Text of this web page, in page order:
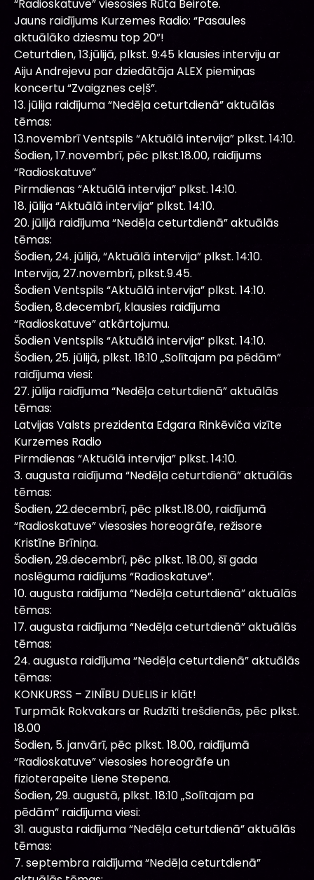
“Radioskatuve” viesosies Rūta Beirote.
Jauns raidījums Kurzemes Radio: “Pasaules
aktuālāko dziesmu top 20”!
Ceturtdien, 13.jūlijā, plkst. 9:45 klausies interviju ar
Aiju Andrejevu par dziedātāja ALEX piemiņas
koncertu “Zvaigznes ceļš”.
13. jūlija raidījuma “Nedēļa ceturtdienā” aktuālās
tēmas:
13.novembrī Ventspils “Aktuālā intervija” plkst. 14:10.
Šodien, 17.novembrī, pēc plkst.18.00, raidījums
“Radioskatuve”
Pirmdienas “Aktuālā intervija” plkst. 14:10.
18. jūlija “Aktuālā intervija” plkst. 14:10.
20. jūlijā raidījuma “Nedēļa ceturtdienā” aktuālās
tēmas:
Šodien, 24. jūlijā, “Aktuālā intervija” plkst. 14:10.
Intervija, 27.novembrī, plkst.9.45.
Šodien Ventspils “Aktuālā intervija” plkst. 14:10.
Šodien, 8.decembrī, klausies raidījuma
“Radioskatuve” atkārtojumu.
Šodien Ventspils “Aktuālā intervija” plkst. 14:10.
Šodien, 25. jūlijā, plkst. 18:10 „Solītajam pa pēdām”
raidījuma viesi:
27. jūlija raidījuma “Nedēļa ceturtdienā” aktuālās
tēmas:
Latvijas Valsts prezidenta Edgara Rinkēviča vizīte
Kurzemes Radio
Pirmdienas “Aktuālā intervija” plkst. 14:10.
3. augusta raidījuma “Nedēļa ceturtdienā” aktuālās
tēmas:
Šodien, 22.decembrī, pēc plkst.18.00, raidījumā
“Radioskatuve” viesosies horeogrāfe, režisore
Kristīne Brīniņa.
Šodien, 29.decembrī, pēc plkst. 18.00, šī gada
noslēguma raidījums “Radioskatuve”.
10. augusta raidījuma “Nedēļa ceturtdienā” aktuālās
tēmas:
17. augusta raidījuma “Nedēļa ceturtdienā” aktuālās
tēmas:
24. augusta raidījuma “Nedēļa ceturtdienā” aktuālās
tēmas:
KONKURSS – ZINĪBU DUELIS ir klāt!
Turpmāk Rokvakars ar Rudzīti trešdienās, pēc plkst.
18.00
Šodien, 5. janvārī, pēc plkst. 18.00, raidījumā
“Radioskatuve” viesosies horeogrāfe un
fizioterapeite Liene Stepena.
Šodien, 29. augustā, plkst. 18:10 „Solītajam pa
pēdām” raidījuma viesi:
31. augusta raidījuma “Nedēļa ceturtdienā” aktuālās
tēmas:
7. septembra raidījuma “Nedēļa ceturtdienā”